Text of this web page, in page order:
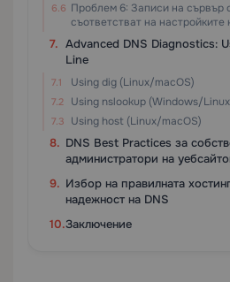
Проблем 6: Записи на сървър
съответстват на настройките
Advanced DNS Diagnostics:
Line
Using dig (Linux/macOS)
Using nslookup (Windows/
Using host (Linux/macOS)
DNS Best Practices за
администратори на
Избор на правилната
надежност на DNS
Заключение